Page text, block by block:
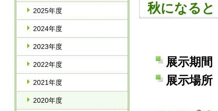
2025年度
2024年度
2023年度
2022年度
2021年度
2020年度
秋になると
展示期間
展示場所